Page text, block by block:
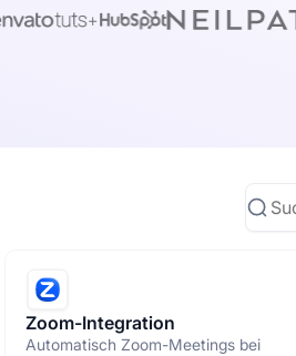
Zoom-Integration
Automatisch Zoom-Meetings bei